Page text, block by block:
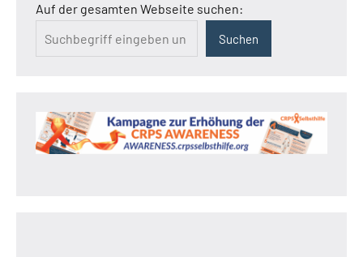
Auf der gesamten Webseite suchen:
Suchen